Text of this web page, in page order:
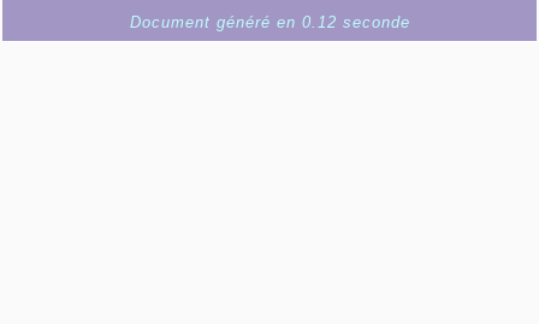
Document généré en 0.12 seconde